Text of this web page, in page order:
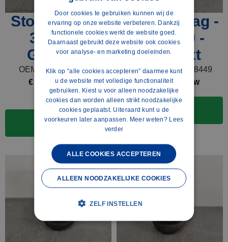
Stootrubber -
351111 -
Gebruikt
OEM nummer: 351111
€55,00 excl. BTW
2 op voorraad
Toevoegen aan
Veeraanslag -
1628449 -
Gebruikt
OEM nummer: 1628449
€16,00 excl. BTW
Toevoegen aan
winkelwagen
DUTCH
ENGLISH
FRENCH
SPANISH
GERMAN
Door cookies te gebruiken kunnen wij de
ervaring op onze website verbeteren. Dankzij
functionele cookies werkt de website goed.
Daarnaast gebruikt deze website ook cookies
voor analyse- en marketing doeleinden.
Klik op “alle cookies accepteren” daarmee kunt
u de website met volledige functionaliteit
gebruiken. Kiest u voor alleen noodzakelijke
cookies dan worden alleen strikt noodzakelijke
cookies geplaatst. Uiteraard kunt u de
voorkeuren later aanpassen. Meer weten? Lees
verder
ALLE COOKIES ACCEPTEREN
ALLEEN NOODZAKELIJKE COOKIES
ZELF INSTELLEN